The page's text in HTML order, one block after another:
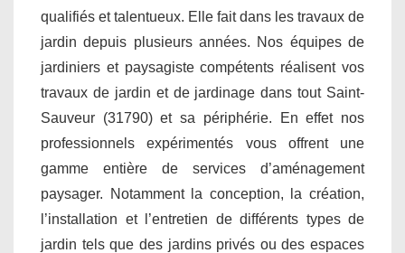
qualifiés et talentueux. Elle fait dans les travaux de
jardin depuis plusieurs années. Nos équipes de
jardiniers et paysagiste compétents réalisent vos
travaux de jardin et de jardinage dans tout Saint-
Sauveur (31790) et sa périphérie. En effet nos
professionnels expérimentés vous offrent une
gamme entière de services d’aménagement
paysager. Notamment la conception, la création,
l’installation et l’entretien de différents types de
jardin tels que des jardins privés ou des espaces